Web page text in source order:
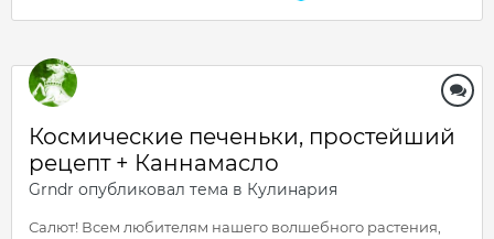
Космические печеньки, простейший
рецепт + Каннамасло
Grndr опубликовал тема в Кулинария
Салют! Всем любителям нашего волшебного растения,